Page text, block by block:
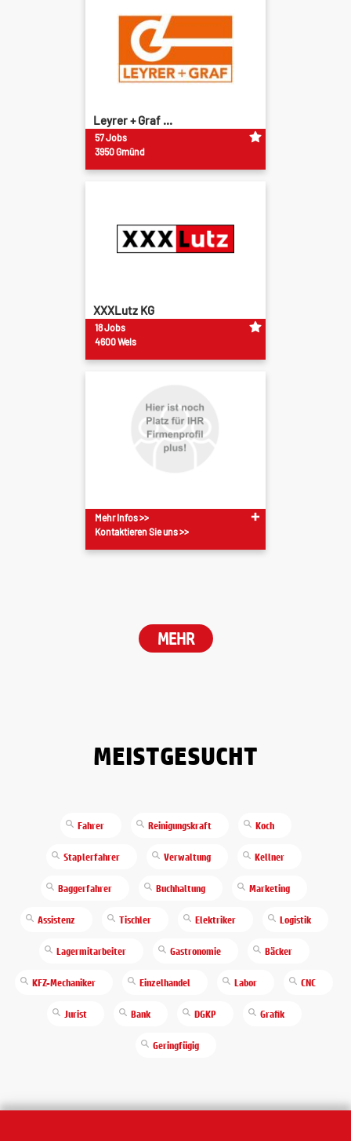
Leyrer + Graf ...
57 Jobs
3950 Gmünd
XXXLutz KG
18 Jobs
4600 Wels
Mehr Infos >>
Kontaktieren Sie uns >>
MEHR
MEISTGESUCHT
Fahrer Reinigungskraft Koch
Staplerfahrer Verwaltung Kellner
Baggerfahrer Buchhaltung Marketing
Assistenz Tischler Elektriker Logistik
Lagermitarbeiter Gastronomie Bäcker
KFZ-Mechaniker Einzelhandel Labor CNC
Jurist Bank DGKP Grafik
Geringfügig